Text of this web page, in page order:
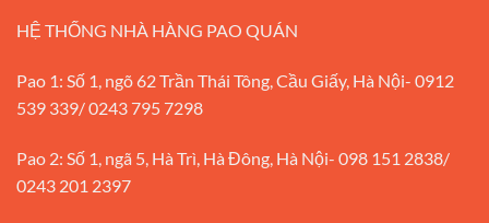
HỆ THỐNG NHÀ HÀNG PAO QUÁN
Pao 1: Số 1, ngõ 62 Trần Thái Tông, Cầu Giấy, Hà Nội- 0912
539 339/ 0243 795 7298
Pao 2: Số 1, ngã 5, Hà Trì, Hà Đông, Hà Nội- 098 151 2838/
0243 201 2397